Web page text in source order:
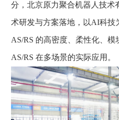
分，北京原力聚合机器人技术
术研发与方案落地，以AI科技
AS/RS 的高密度、柔性化、
AS/RS 在多场景的实际应用。